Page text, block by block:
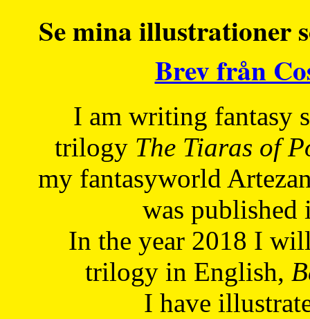
Se mina illustrationer
Brev från
I am writing fantasy
trilogy The Tiaras of
my fantasyworld
was published
In the year 2018 I
trilogy in English,
I have